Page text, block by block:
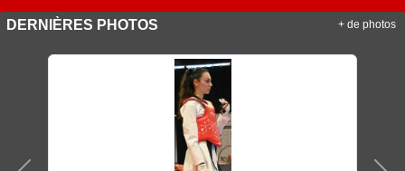
DERNIÈRES PHOTOS + de photos